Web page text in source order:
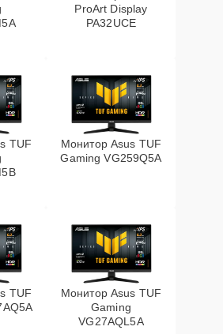
ProArt Display
PA32UCE
TUF
Монитор Asus TUF
Gaming VG259Q5A
TUF
Монитор Asus TUF
Gaming
VG27AQL5A